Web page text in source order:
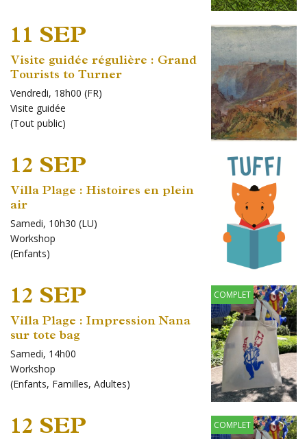
11 SEP
Visite guidée régulière : Grand
Tourists to Turner
Vendredi, 18h00 (FR)
Visite guidée
(Tout public)
12 SEP
Villa Plage : Histoires en plein
air
Samedi, 10h30 (LU)
Workshop
(Enfants)
12 SEP COMPLET
Villa Plage : Impression Nana
sur tote bag
Samedi, 14h00
Workshop
(Enfants, Familles, Adultes)
12 SEP COMPLET